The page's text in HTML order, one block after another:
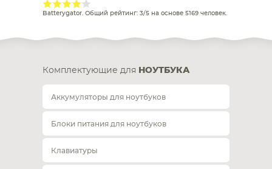
Batterygator. Общий рейтинг: 3/5 на основе 5169 человек.
Комплектующие для НОУТБУКА
Аккумуляторы для ноутбуков
Блоки питания для ноутбуков
Клавиатуры